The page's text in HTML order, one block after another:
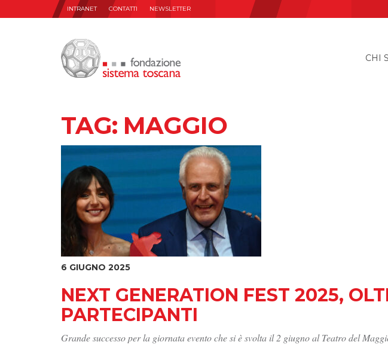
INTRANET CONTATTI NEWSLETTER
CHI
TAG: MAGGIO
6 GIUGNO 2025
NEXT GENERATION FEST 2025,
PARTECIPANTI
Grande successo per la giornata evento che si è svolta il 2 giugno al Teatro del